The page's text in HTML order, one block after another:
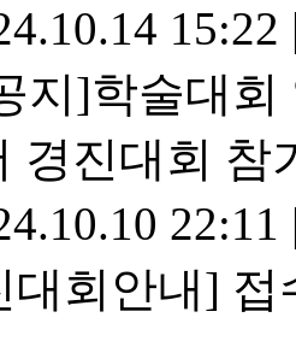
15:22
지]학술대
경진대회 참
22:11
대회안내]